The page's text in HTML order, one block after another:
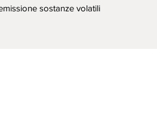
sostanze volatili